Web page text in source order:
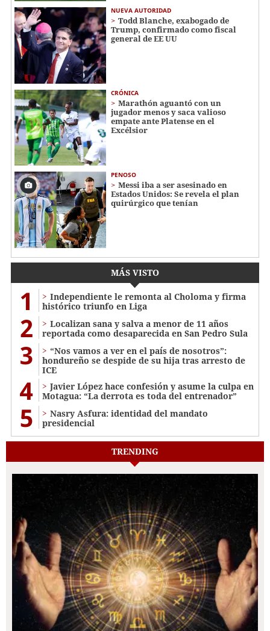
NUEVA AUTORIDAD
Todd Blanche, exabogado de
Trump, confirmado como fiscal
general de EE UU
CRÓNICA
Marathón aguantó con un
jugador menos y saca valioso
empate ante Platense en el
Excélsior
PENOSO
Messi iba a ser asesinado en
Estados Unidos: Se revela el plan
quirúrgico que tenían
MÁS VISTO
1
Independiente le remonta al Choloma y firma
histórico triunfo en Liga
2
Localizan sana y salva a menor de 11 años
reportada como desaparecida en San Pedro Sula
3
“Nos vamos a ver en el país de nosotros”:
hondureño se despide de su hija tras arresto de
ICE
4
Javier López hace confesión y asume la culpa en
Motagua: “La derrota es toda del entrenador”
5
Nasry Asfura: identidad del mandato
presidencial
TRENDING